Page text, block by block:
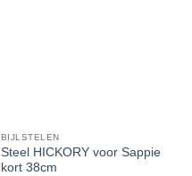
BIJLSTELEN
Steel HICKORY voor Sappie
kort 38cm